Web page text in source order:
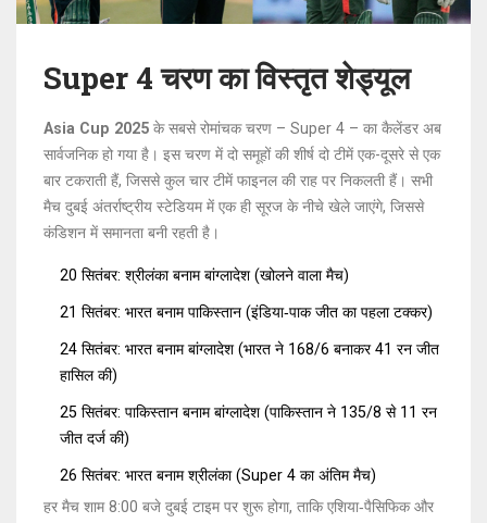
Super 4 चरण का विस्तृत शेड्यूल
Asia Cup 2025 के सबसे रोमांचक चरण – Super 4 – का कैलेंडर अब
सार्वजनिक हो गया है। इस चरण में दो समूहों की शीर्ष दो टीमें एक-दूसरे से एक
बार टकराती हैं, जिससे कुल चार टीमें फाइनल की राह पर निकलती हैं। सभी
मैच दुबई अंतर्राष्ट्रीय स्टेडियम में एक ही सूरज के नीचे खेले जाएंगे, जिससे
कंडिशन में समानता बनी रहती है।
20 सितंबर: श्रीलंका बनाम बांग्लादेश (खोलने वाला मैच)
21 सितंबर: भारत बनाम पाकिस्तान (इंडिया‑पाक जीत का पहला टक्कर)
24 सितंबर: भारत बनाम बांग्लादेश (भारत ने 168/6 बनाकर 41 रन जीत
हासिल की)
25 सितंबर: पाकिस्तान बनाम बांग्लादेश (पाकिस्तान ने 135/8 से 11 रन
जीत दर्ज की)
26 सितंबर: भारत बनाम श्रीलंका (Super 4 का अंतिम मैच)
हर मैच शाम 8:00 बजे दुबई टाइम पर शुरू होगा, ताकि एशिया‑पैसिफिक और